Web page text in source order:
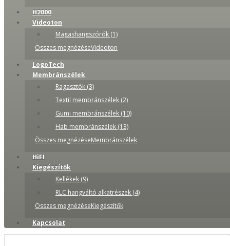
H2000
Videoton
Magashangszórók (1)
Összes megnézéseVideoton
LogoTech
Membránszélek
Ragasztók (3)
Textil membránszélek (2)
Gumi membránszélek (10)
Hab membránszélek (13)
Összes megnézéseMembránszélek
HiFI
Kiegészítők
Kellékek (9)
RLC hangváltó alkatrészek (4)
Összes megnézéseKiegészítők
Kapcsolat